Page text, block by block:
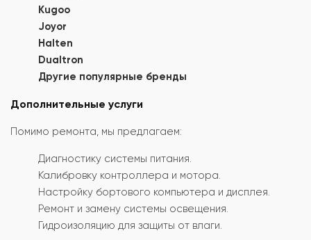
Kugoo
Joyor
Halten
Dualtron
Другие популярные бренды
Дополнительные услуги
Помимо ремонта, мы предлагаем:
Диагностику системы питания.
Калибровку контроллера и мотора.
Настройку бортового компьютера и дисплея.
Ремонт и замену системы освещения.
Гидроизоляцию для защиты от влаги.